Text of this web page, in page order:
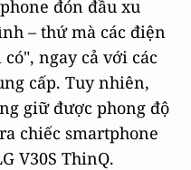
đón đầu xu
– thứ mà các điện
ngay cả với các
cấp. Tuy nhiên,
giữ được phong độ
chiếc smartphone
V30S ThinQ.